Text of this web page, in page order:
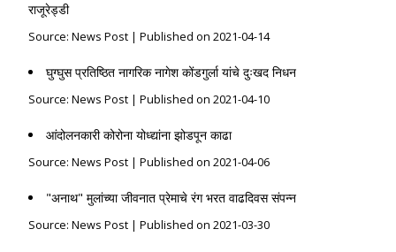
राजूरेड्डी
Source: News Post Published on 2021-04-14
घुग्घुस प्रतिष्ठित नागरिक नागेश कोंडगुर्ला यांचे दुःखद निधन
Source: News Post Published on 2021-04-10
आंदोलनकारी कोरोना योध्द्यांना झोडपून काढा
Source: News Post Published on 2021-04-06
"अनाथ" मुलांच्या जीवनात प्रेमाचे रंग भरत वाढदिवस संपन्न
Source: News Post Published on 2021-03-30